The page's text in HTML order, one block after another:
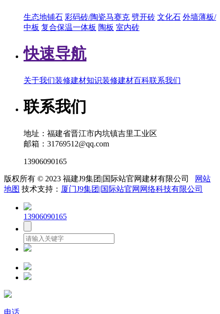
生态地铺石 彩码砖/陶瓷马赛克 劈开砖 文化石 外墙薄板/
中板 复合保温一体板 陶板 室内砖
快速导航
关于我们装修建材知识装修建材百科联系我们
联系我们
地址：福建省晋江市内坑镇吉里工业区
邮箱：31769512@qq.com
13906090165
版权所有 © 2023 福建J9集团|国际站官网建材有限公司
网站
地图 技术支持： 厦门J9集团|国际站官网网络科技有限公司
13906090165
电话